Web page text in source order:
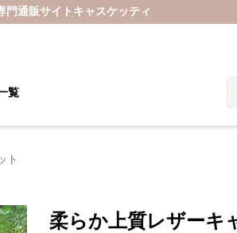
門通販サイト キャスケッティ
覧
ト
柔らか上質レザーキ